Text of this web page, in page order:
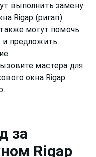
выполнить замену
Rigap (ригап)
могут помочь
и предложить
мастера для
окна Rigap
за
Rigap